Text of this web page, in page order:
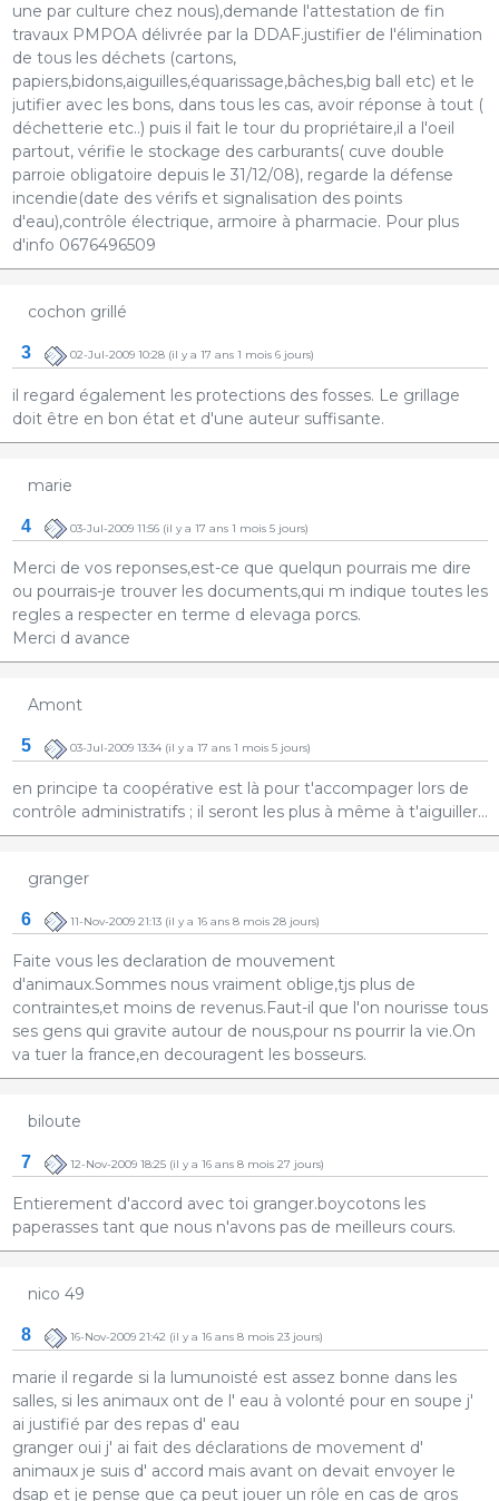
une par culture chez nous),demande l'attestation de fin
travaux PMPOA délivrée par la DDAF.justifier de l'élimination
de tous les déchets (cartons,
papiers,bidons,aiguilles,équarissage,bâches,big ball etc) et le
jutifier avec les bons, dans tous les cas, avoir réponse à tout (
déchetterie etc..) puis il fait le tour du propriétaire,il a l'oeil
partout, vérifie le stockage des carburants( cuve double
parroie obligatoire depuis le 31/12/08), regarde la défense
incendie(date des vérifs et signalisation des points
d'eau),contrôle électrique, armoire à pharmacie. Pour plus
d'info 0676496509
cochon grillé
3 02-Jul-2009 10:28(il y a 17 ans 1 mois 6 jours)
il regard également les protections des fosses. Le grillage
doit être en bon état et d'une auteur suffisante.
marie
4 03-Jul-2009 11:56(il y a 17 ans 1 mois 5 jours)
Merci de vos reponses,est-ce que quelqun pourrais me dire
ou pourrais-je trouver les documents,qui m indique toutes les
regles a respecter en terme d elevaga porcs.
Merci d avance
Amont
5 03-Jul-2009 13:34(il y a 17 ans 1 mois 5 jours)
en principe ta coopérative est là pour t'accompager lors de
contrôle administratifs ; il seront les plus à même à t'aiguiller...
granger
6 11-Nov-2009 21:13(il y a 16 ans 8 mois 28 jours)
Faite vous les declaration de mouvement
d'animaux.Sommes nous vraiment oblige,tjs plus de
contraintes,et moins de revenus.Faut-il que l'on nourisse tous
ses gens qui gravite autour de nous,pour ns pourrir la vie.On
va tuer la france,en decouragent les bosseurs.
biloute
7 12-Nov-2009 18:25(il y a 16 ans 8 mois 27 jours)
Entierement d'accord avec toi granger.boycotons les
paperasses tant que nous n'avons pas de meilleurs cours.
nico 49
8 16-Nov-2009 21:42 (il y a 16 ans 8 mois 23 jours)
marie il regarde si la lumunoisté est assez bonne dans les
salles, si les animaux ont de l' eau à volonté pour en soupe j'
ai justifié par des repas d' eau
granger oui j' ai fait des déclarations de movement d'
animaux je suis d' accord mais avant on devait envoyer le
dsap et je pense que ça peut jouer un rôle en cas de gros